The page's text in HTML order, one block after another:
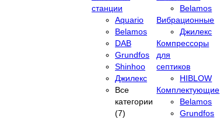
станции
Aquario
Belamos
DAB
Grundfos
Shinhoo
Джилекс
Все
категории
(7)
Belamos
Вибрационные
Джилекс
Компрессоры
для
септиков
HIBLOW
Комплектующие
Belamos
Grundfos